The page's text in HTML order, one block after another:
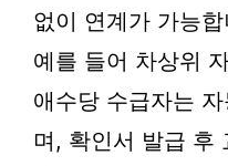
없이 연계가 가능합
예를 들어 차상위
애수당 수급자는
며, 확인서 발급 후